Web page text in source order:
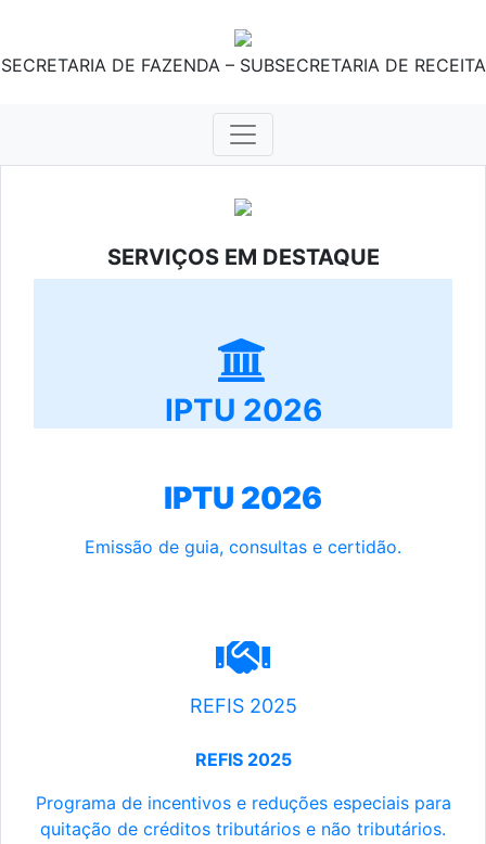
SECRETARIA DE FAZENDA – SUBSECRETARIA DE RECEITA
SERVIÇOS EM DESTAQUE
IPTU 2026
IPTU 2026
Emissão de guia, consultas e certidão.
REFIS 2025
REFIS 2025
Programa de incentivos e reduções especiais para
quitação de créditos tributários e não tributários.